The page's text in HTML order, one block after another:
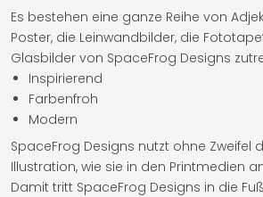
Es bestehen eine ganze Reihe von
Poster, die Leinwandbilder, die
Glasbilder von SpaceFrog Designs
Inspirierend
Farbenfroh
Modern
SpaceFrog Designs nutzt ohne Zweifel
Illustration, wie sie in den Printmedien
Damit tritt SpaceFrog Designs in die